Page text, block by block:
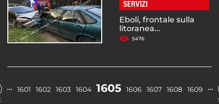
SERVIZI
Eboli, frontale sulla
litoranea...
5476
… 1601 1602 1603 1604 1605 1606 1607 1608 1609 …